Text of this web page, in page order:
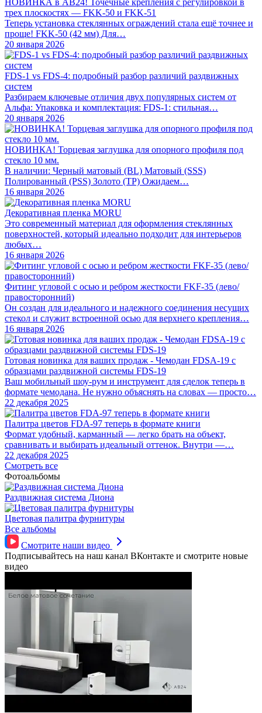
НОВИНКА в АВ24! Точечные крепления с регулировкой в
трех плоскостях — FKK-50 и FKK-51
Теперь установка стеклянных ограждений стала ещё точнее и
проще! FKK-50 (42 мм) Для…
20 января 2026
FDS-1 vs FDS-4: подробный разбор различий раздвижных
систем
Разбираем ключевые отличия двух популярных систем от
Альфа: Упаковка и комплектация: FDS-1: стильная…
20 января 2026
НОВИНКА! Торцевая заглушка для опорного профиля под
стекло 10 мм.
В наличии: Черный матовый (BL) Матовый (SSS)
Полированный (PSS) Золото (TP) Ожидаем…
16 января 2026
Декоративная пленка MORU
Это современный материал для оформления стеклянных
поверхностей, который идеально подходит для интерьеров
любых…
16 января 2026
Фитинг угловой с осью и ребром жесткости FKF-35 (лево/
правосторонний)
Он создан для идеального и надежного соединения несущих
стекол и служит встроенной осью для верхнего крепления…
16 января 2026
Готовая новинка для ваших продаж - Чемодан FDSA-19 с
образцами раздвижной системы FDS‑19
Ваш мобильный шоу-рум и инструмент для сделок теперь в
формате чемодана. Не нужно объяснять на словах — просто…
22 декабря 2025
Палитра цветов FDA-97 теперь в формате книги
Формат удобный, карманный — легко брать на объект,
сравнивать и выбирать идеальный оттенок. Внутри —…
22 декабря 2025
Смотреть все
Фотоальбомы
Раздвижная система Диона
Цветовая палитра фурнитуры
Все альбомы
Смотрите наши видео
Подписывайтесь на наш канал ВКонтакте и смотрите новые
видео